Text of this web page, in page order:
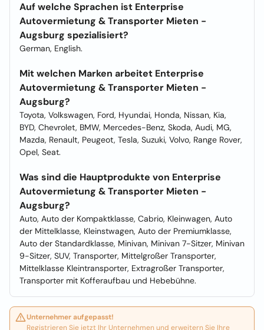
Auf welche Sprachen ist Enterprise
Autovermietung & Transporter Mieten -
Augsburg spezialisiert?
German, English.
Mit welchen Marken arbeitet Enterprise
Autovermietung & Transporter Mieten -
Augsburg?
Toyota, Volkswagen, Ford, Hyundai, Honda, Nissan, Kia,
BYD, Chevrolet, BMW, Mercedes-Benz, Skoda, Audi, MG,
Mazda, Renault, Peugeot, Tesla, Suzuki, Volvo, Range Rover,
Opel, Seat.
Was sind die Hauptprodukte von Enterprise
Autovermietung & Transporter Mieten -
Augsburg?
Auto, Auto der Kompaktklasse, Cabrio, Kleinwagen, Auto
der Mittelklasse, Kleinstwagen, Auto der Premiumklasse,
Auto der Standardklasse, Minivan, Minivan 7-Sitzer, Minivan
9-Sitzer, SUV, Transporter, Mittelgroßer Transporter,
Mittelklasse Kleintransporter, Extragroßer Transporter,
Transporter mit Kofferaufbau und Hebebühne.
Unternehmer aufgepasst!
Registrieren Sie jetzt Ihr Unternehmen und erweitern Sie Ihre